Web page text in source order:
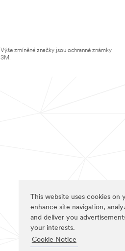
This website uses cookies on
enhance site navigation,
and deliver you
your interests.
Cookie Notice
Výše zmíněné značky jsou ochranné známky
3M.